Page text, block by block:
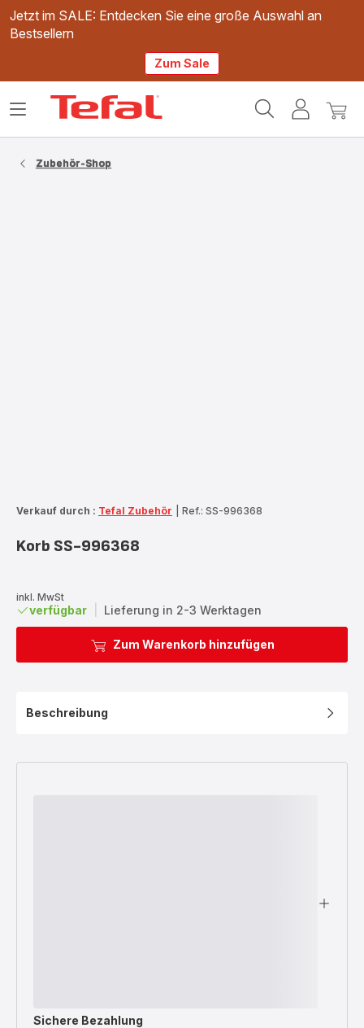
Jetzt im SALE: Entdecken Sie eine große Auswahl an
Bestsellern
Zum Sale
Mein
Mein
Das
Zubehör-Shop
Verkauf durch : Tefal Zubehör Ref.: SS-996368
Korb SS-996368
inkl. MwSt
verfügbar Lieferung in 2-3 Werktagen
Zum Warenkorb hinzufügen
Beschreibung
Sichere Bezahlung